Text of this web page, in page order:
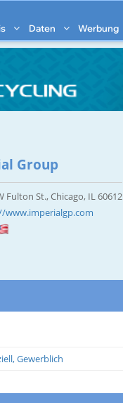
Daten Werbung
Group
Fulton St., Chicago, IL 60612
www.imperialgp.com
Gewerblich